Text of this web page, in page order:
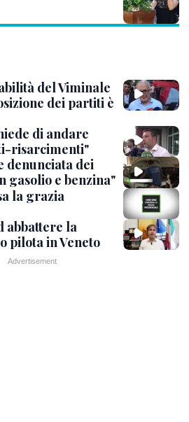
del Viminale
dei partiti è
di andare
risarcimenti"
denunciata dei
gasolio e benzina"
la grazia
abbattere la
pilota in Veneto